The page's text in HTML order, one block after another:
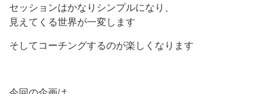
セッションはかなりシンプルになり、
見えてくる世界が一変します
そしてコーチングするのが楽しくなります